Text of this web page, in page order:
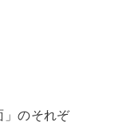
」のそれぞ